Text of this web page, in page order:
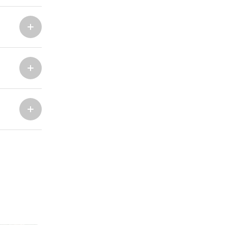
Marina Trogir - SCT
ACI Marina Split
ACI Marina Dubrovnik,
Komolac